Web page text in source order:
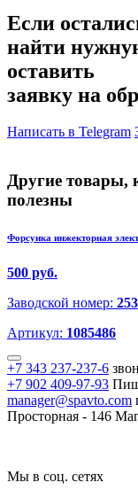
Если
найти
оставить
заявку на
Написать в Telegram
Другие товары,
полезны
Форсунка инжекторная
500 руб.
Заводской номер:
Артикул: 1085486
+7 343 237-237-6
+7 902 409-97-93
manager@spavto.com
Просторная - 146
Мы в соц. сетях